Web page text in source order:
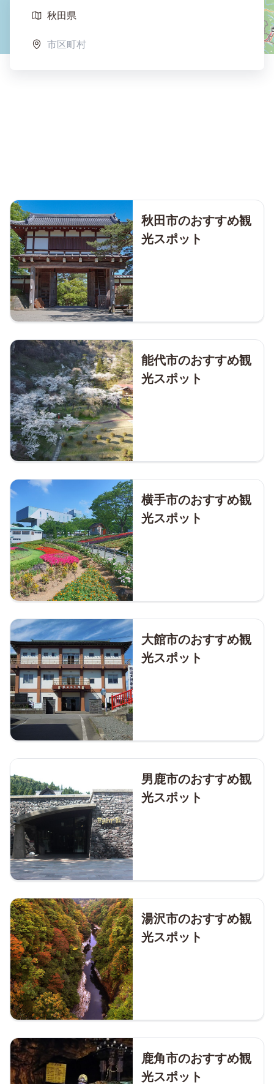
秋田市のおすすめ観
光スポット
能代市のおすすめ観
光スポット
横手市のおすすめ観
光スポット
大館市のおすすめ観
光スポット
男鹿市のおすすめ観
光スポット
湯沢市のおすすめ観
光スポット
鹿角市のおすすめ観
光スポット